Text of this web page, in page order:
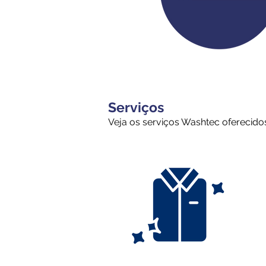
Serviços
Veja os serviços Washtec